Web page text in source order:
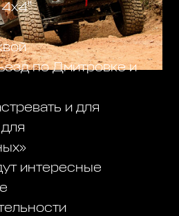
4х4"
по Дмитровке и
и для
интересные